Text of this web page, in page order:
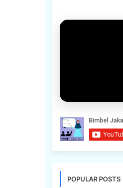
POPULAR POSTS